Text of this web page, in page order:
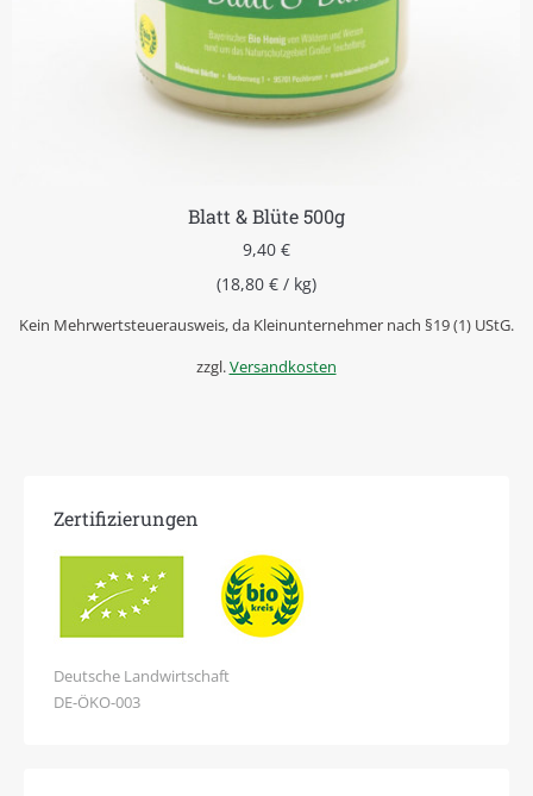
Blatt & Blüte 500g
9,40 €
(18,80 €/ kg)
Kein Mehrwertsteuerausweis, da Kleinunternehmer nach §19 (1) UStG.
zzgl.Versandkosten
Zertifizierungen
Deutsche Landwirtschaft
DE-ÖKO-003